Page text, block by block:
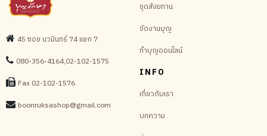
45 ซอย นวมินทร์ 74 แยก 7
080-356-4164,02-102-1575
Fax 02-102-1576
boonruksashop@gmail.com
ชุดสังฆทาน
จัดงานบุญ
ทำบุญออนไลน์
INFO
เกี่ยวกับเรา
บทความ